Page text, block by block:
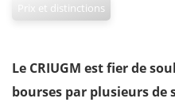
Prix et distinctions
Le CRIUGM est fier de
bourses par plusieurs de